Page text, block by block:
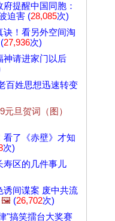
提醒中国同胞：
迫害 (28,085次)
诀！看另外空间淘
27,936次)
神请进家门以后
百姓思想迅速转变
元旦贺词（图）
看了《赤壁》才知
次)
寿区的几件事儿
诱间谍案 废中共流
🖼️ (26,702次)
"搞笑擂台大奖赛